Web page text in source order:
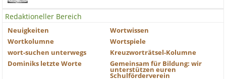
Redaktioneller Bereich
Neuigkeiten
Wortwissen
Wortkolumne
Wortspiele
wort-suchen unterwegs
Kreuzworträtsel-Kolumne
Dominiks letzte Worte
Gemeinsam für Bildung: wir
unterstützen euren
Schulförderverein